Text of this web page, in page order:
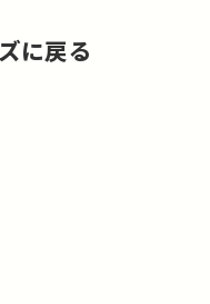
に戻る